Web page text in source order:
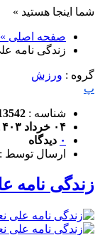
شما اینجا هستید »
صفحه اصلی »
زندگی نامه
گروه : ورزش
پ
شناسه :
۰۴ خرداد ۱۴۰۳ - ۲۰:۲۵
۰ دیدگاه
ارسال توسط :
زندگی نامه